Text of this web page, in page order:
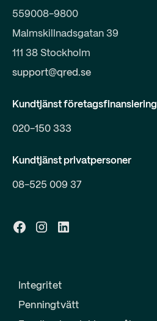
559008-9800
Malmskillnadsgatan 39
111 38 Stockholm
support@qred.se
Kundtjänst företagsfinansiering
020-150 333
Kundtjänst privatpersoner
08-525 009 37
Integritet
Penningtvätt